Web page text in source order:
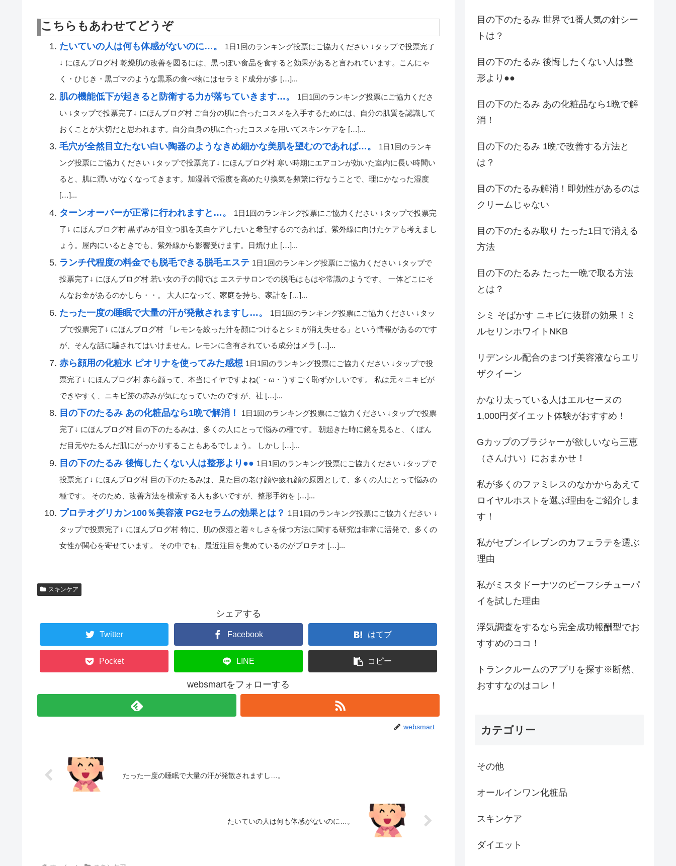
こちらもあわせてどうぞ
たいていの人は何も体感がないのに…。
1日1回のランキング投票にご協力ください ↓タップで投票完了
↓ にほんブログ村 乾燥肌の改善を図るには、黒っぽい食品を食すると効果があると言われています。こんにゃ
く・ひじき・黒ゴマのような黒系の食べ物にはセラミド成分が多 […]...
肌の機能低下が起きると防衛する力が落ちていきます…。
1日1回のランキング投票にご協力くださ
い ↓タップで投票完了↓ にほんブログ村 ご自分の肌に合ったコスメを入手するためには、自分の肌質を認識して
おくことが大切だと思われます。自分自身の肌に合ったコスメを用いてスキンケアを […]...
毛穴が全然目立たない白い陶器のようなきめ細かな美肌を望むのであれば…。
1日1回のランキ
ング投票にご協力ください ↓タップで投票完了↓ にほんブログ村 寒い時期にエアコンが効いた室内に長い時間い
ると、肌に潤いがなくなってきます。加湿器で湿度を高めたり換気を頻繁に行なうことで、理にかなった湿度
[…]...
ターンオーバーが正常に行われますと…。
1日1回のランキング投票にご協力ください ↓タップで投票完
了↓ にほんブログ村 黒ずみが目立つ肌を美白ケアしたいと希望するのであれば、紫外線に向けたケアも考えまし
ょう。屋内にいるときでも、紫外線から影響受けます。日焼け止 […]...
ランチ代程度の料金でも脱毛できる脱毛エステ 1日1回のランキング投票にご協力ください ↓タップで
投票完了↓ にほんブログ村 若い女の子の間では エステサロンでの脱毛はもはや常識のようです。 一体どこにそ
んなお金があるのかしら・・。 大人になって、家庭を持ち、家計を […]...
たった一度の睡眠で大量の汗が発散されますし…。
1日1回のランキング投票にご協力ください ↓タッ
プで投票完了↓ にほんブログ村 「レモンを絞った汁を顔につけるとシミが消え失せる」という情報があるのです
が、そんな話に騙されてはいけません。レモンに含有されている成分はメラ […]...
赤ら顔用の化粧水 ピオリナを使ってみた感想 1日1回のランキング投票にご協力ください ↓タップで投
票完了↓ にほんブログ村 赤ら顔って、本当にイヤですよね(´・ω・`) すごく恥ずかしいです。 私は元々ニキビが
できやすく、ニキビ跡の赤みが気になっていたのですが、社 […]...
目の下のたるみ あの化粧品なら1晩で解消！
1日1回のランキング投票にご協力ください ↓タップで投票
完了↓ にほんブログ村 目の下のたるみは、多くの人にとって悩みの種です。 朝起きた時に鏡を見ると、くぼん
だ目元やたるんだ肌にがっかりすることもあるでしょう。 しかし […]...
目の下のたるみ 後悔したくない人は整形より●● 1日1回のランキング投票にご協力ください ↓タップで
投票完了↓ にほんブログ村 目の下のたるみは、見た目の老け顔や疲れ顔の原因として、多くの人にとって悩みの
種です。 そのため、改善方法を模索する人も多いですが、整形手術を […]...
プロテオグリカン100％美容液 PG2セラムの効果とは？ 1日1回のランキング投票にご協力ください ↓
タップで投票完了↓ にほんブログ村 特に、肌の保湿と若々しさを保つ方法に関する研究は非常に活発で、多くの
女性が関心を寄せています。 その中でも、最近注目を集めているのがプロテオ […]...
スキンケア
シェアする
Twitter Facebook はてブ
Pocket LINE コピー
websmartをフォローする
websmart
たった一度の睡眠で大量の汗が発散されますし…。
たいていの人は何も体感がないのに…。
目の下のたるみ 世界で1番人気の針シー
トは？
目の下のたるみ 後悔したくない人は整
形より●●
目の下のたるみ あの化粧品なら1晩で解
消！
目の下のたるみ 1晩で改善する方法と
は？
目の下のたるみ解消！即効性があるのは
クリームじゃない
目の下のたるみ取り たった1日で消える
方法
目の下のたるみ たった一晩で取る方法
とは？
シミ そばかす ニキビに抜群の効果！ミ
ルセリンホワイトNKB
リデンシル配合のまつげ美容液ならエリ
ザクイーン
かなり太っている人はエルセーヌの
1,000円ダイエット体験がおすすめ！
Gカップのブラジャーが欲しいなら三恵
（さんけい）におまかせ！
私が多くのファミレスのなかからあえて
ロイヤルホストを選ぶ理由をご紹介しま
す！
私がセブンイレブンのカフェラテを選ぶ
理由
私がミスタドーナツのビーフシチューパ
イを試した理由
浮気調査をするなら完全成功報酬型でお
すすめのココ！
トランクルームのアプリを探す※断然、
おすすなのはコレ！
カテゴリー
その他
オールインワン化粧品
スキンケア
ダイエット